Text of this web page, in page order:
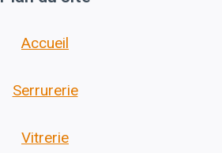
Accueil
Serrurerie
Vitrerie